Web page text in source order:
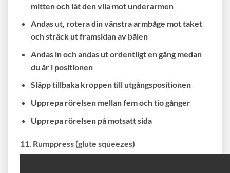
mitten och låt den vila mot underarmen
Andas ut, rotera din vänstra armbåge mot taket
och sträck ut framsidan av bålen
Andas in och andas ut ordentligt en gång medan
du är i positionen
Släpp tillbaka kroppen till utgångspositionen
Upprepa rörelsen mellan fem och tio gånger
Upprepa rörelsen på motsatt sida
11. Rumppress (glute squeezes)